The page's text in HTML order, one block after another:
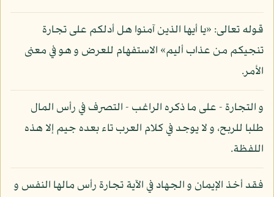
قوله تعالى: «يا أيها الذين آمنوا هل أدلكم على تجارة
تنجيكم من عذاب أليم» الاستفهام للعرض و هو في معنى
الأمر.
و التجارة - على ما ذكره الراغب - التصرف في رأس المال
طلبا للربح، و لا يوجد في كلام العرب تاء بعده جيم إلا هذه
اللفظة.
فقد أخذ الإيمان و الجهاد في الآية تجارة رأس مالها النفس و